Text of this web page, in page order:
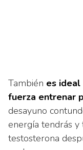
También es
fuerza entrenar
desayuno
energía tendrás y
testosterona